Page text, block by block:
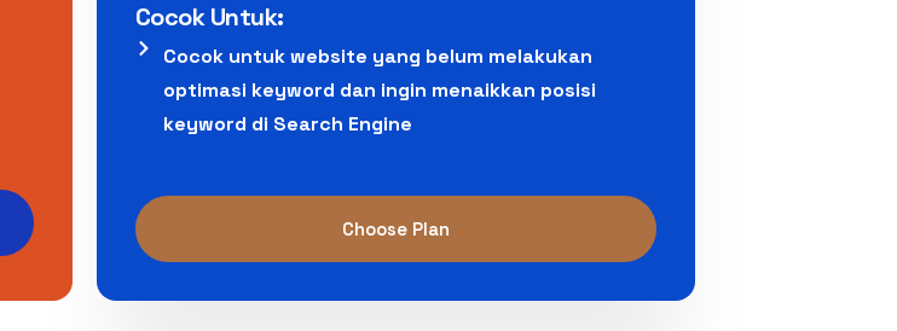
Cocok Untuk:
Cocok untuk website yang belum melakukan
optimasi keyword dan ingin menaikkan posisi
keyword di Search Engine
Choose Plan